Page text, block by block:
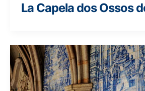
La Capela dos Ossos